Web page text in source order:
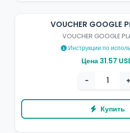
VOUCHER GOOGLE
VOUCHER GOOGLE
Инструкции по
Цена 31.57
−
+
Купить